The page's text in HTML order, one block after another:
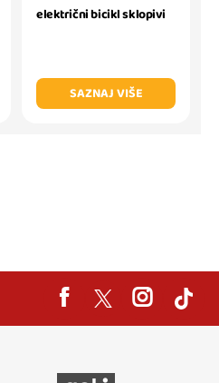
električni bicikl sklopivi
SAZNAJ VIŠE